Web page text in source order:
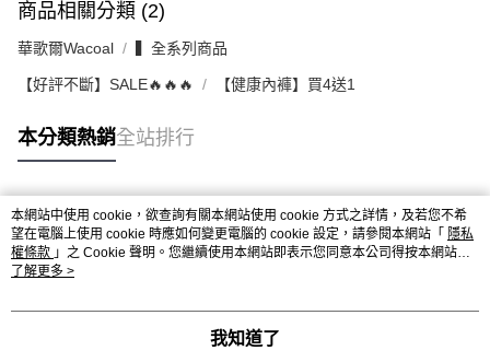
商品相關分類 (2)
華歌爾Wacoal ▍全系列商品
【好評不斷】SALE🔥🔥🔥 【健康內褲】買4送1
本分類熱銷全站排行
熱門標籤
本網站中使用 cookie，欲查詢有關本網站使用 cookie 方式之詳情，及若您不希
望在電腦上使用 cookie 時應如何變更電腦的 cookie 設定，請參閱本網站「 隱私
權條款 」之 Cookie 聲明。您繼續使用本網站即表示您同意本公司得按本網站使
用條款之 Cookie 聲明使用 cookie。
了解更多 >
我知道了